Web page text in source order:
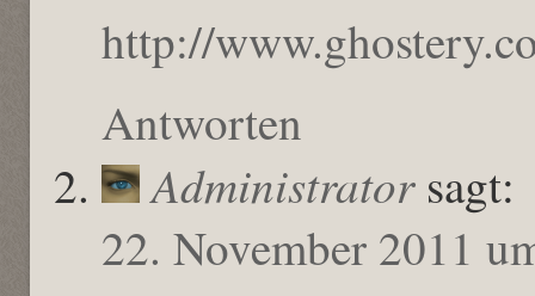
http://
Antworten
Administrator sagt:
22. November 2011